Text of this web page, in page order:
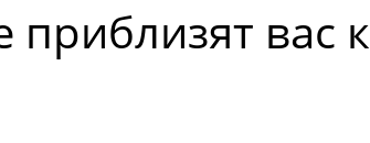
вас к